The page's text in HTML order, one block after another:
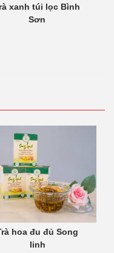
xanh túi lọc Bình
Sơn
hoa đu đủ Song
linh